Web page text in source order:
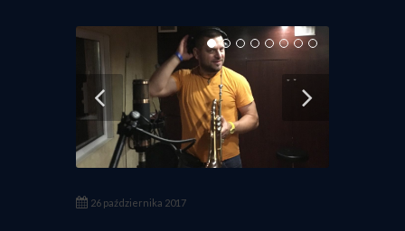
26 października 2017